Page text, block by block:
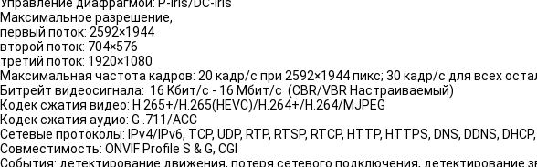
Максимальное разрешение,
первый поток: 2592×1944
второй поток: 704×576
третий поток: 1920×1080
Максимальная частота кадров: 20 кадр/с при 2592×1944 пикс; 30 кадр/с для всех
Битрейт видеосигнала: 16 Kбит/с - 16 Mбит/с (CBR/VBR Настраиваемый)
Кодек сжатия видео: H.265+/H.265(HEVC)/H.264+/H.264/MJPEG
Кодек сжатия аудио: G .711/ACC
Сетевые протоколы: IPv4/IPv6, TCP, UDP, RTP, RTSP, RTCP, HTTP, HTTPS, DNS, DDNS,
Совместимость: ONVIF Profile S & G, CGI
События: детектирование движения, потеря сетевого подключения, детектирование